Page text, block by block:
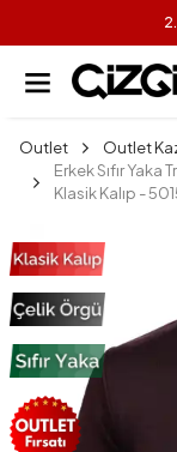
Outlet
Outlet
Erkek Sıfır
Klasik Kalıp -